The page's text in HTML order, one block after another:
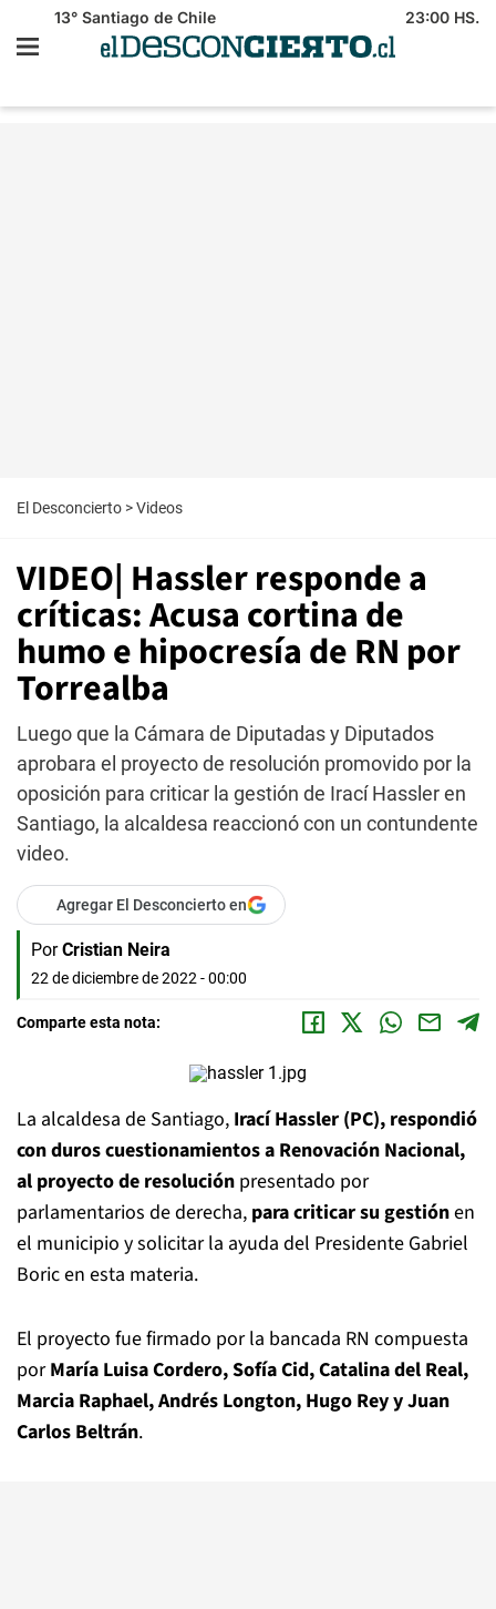
13° Santiago de Chile 23:00 HS.
El Desconcierto >Videos
VIDEO| Hassler responde a
críticas: Acusa cortina de
humo e hipocresía de RN por
Torrealba
Luego que la Cámara de Diputadas y Diputados
aprobara el proyecto de resolución promovido por la
oposición para criticar la gestión de Irací Hassler en
Santiago, la alcaldesa reaccionó con un contundente
video.
Agregar El Desconcierto en
Por Cristian Neira
22 de diciembre de 2022 - 00:00
Comparte esta nota:
La alcaldesa de Santiago, Irací Hassler (PC), respondió
con duros cuestionamientos a Renovación Nacional,
al proyecto de resolución presentado por
parlamentarios de derecha, para criticar su gestiónen
el municipio y solicitar la ayuda del Presidente Gabriel
Boric en esta materia.
El proyecto fue firmado por la bancada RN compuesta
porMaría Luisa Cordero, Sofía Cid, Catalina del Real,
Marcia Raphael, Andrés Longton, Hugo Rey y Juan
Carlos Beltrán.